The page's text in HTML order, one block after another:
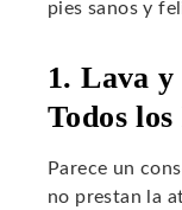
pies sanos y
1. Lava y
Todos
Parece un
no prestan la